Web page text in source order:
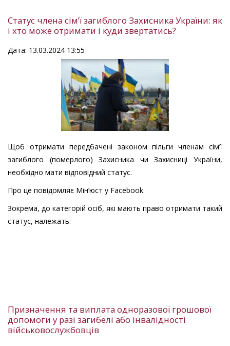
Статус члена сім’ї загиблого Захисника України: як
і хто може отримати і куди звертатись?
Дата: 13.03.2024 13:55
Щоб отримати передбачені законом пільги членам сім’ї
загиблого (померлого) Захисника чи Захисниці України,
необхідно мати відповідний статус.
Про це повідомляє Мін’юст у Facebook.
Зокрема, до категорій осіб, які мають право отримати такий
статус, належать:
Призначення та виплата одноразової грошової
допомоги у разі загибелі або інвалідності
військовослужбовців